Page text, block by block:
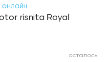
онлайн
risnita Royal
осталось